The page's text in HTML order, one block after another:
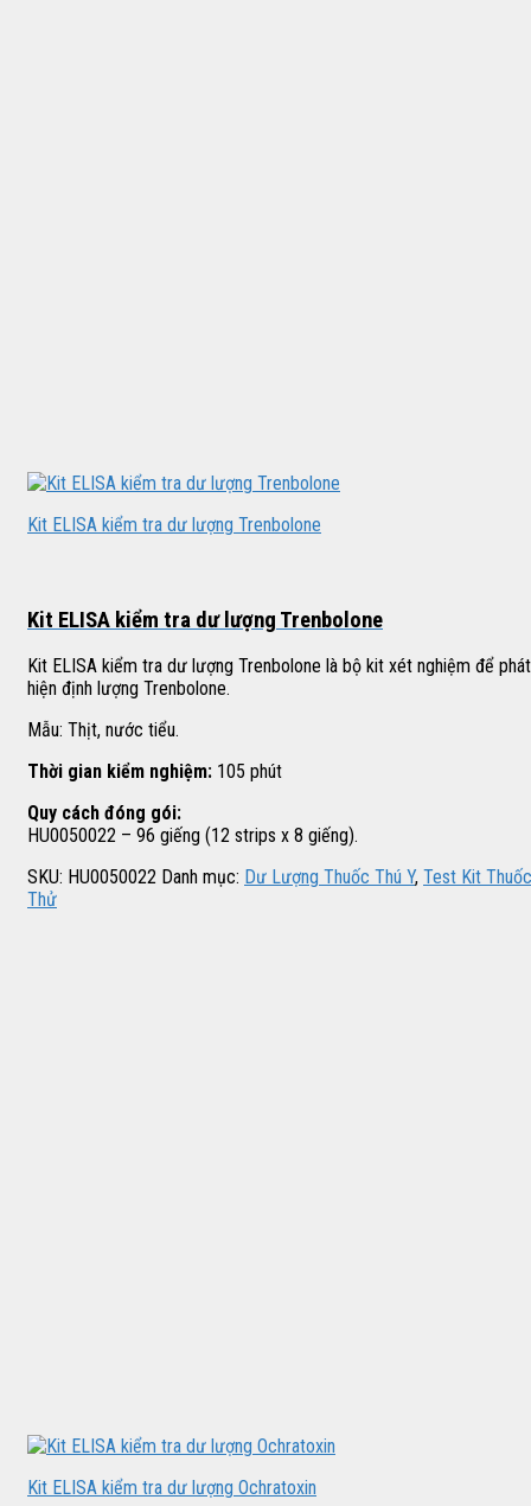
Kit ELISA kiểm tra dư lượng Trenbolone
Kit ELISA kiểm tra dư lượng Trenbolone
Kit ELISA kiểm tra dư lượng Trenbolone là bộ kit xét nghiệm để phát
hiện định lượng Trenbolone.
Mẫu: Thịt, nước tiểu.
Thời gian kiểm nghiệm: 105 phút
Quy cách đóng gói:
HU0050022 – 96 giếng (12 strips x 8 giếng).
SKU: HU0050022 Danh mục: Dư Lượng Thuốc Thú Y, Test Kit Thuốc
Thử
Kit ELISA kiểm tra dư lượng Ochratoxin